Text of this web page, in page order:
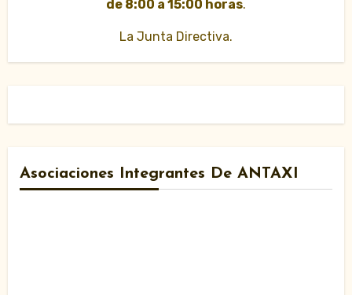
de 8:00 a 15:00 horas.
La Junta Directiva.
Asociaciones Integrantes De ANTAXI